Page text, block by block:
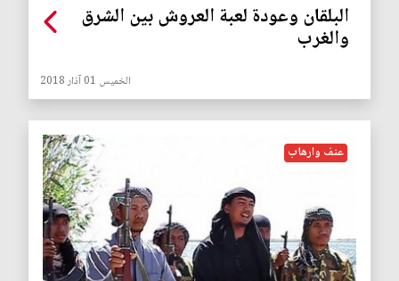
البلقان وعودة لعبة العروش بين الشرق
والغرب
الخميس 01 آذار 2018
عنف وارهاب